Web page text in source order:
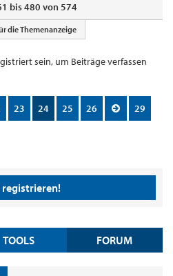
bis 480 von 574
die Themenanzeige
sein, um Beiträge verfassen
23 24 25 26 29
registrieren!
TOOLS FORUM